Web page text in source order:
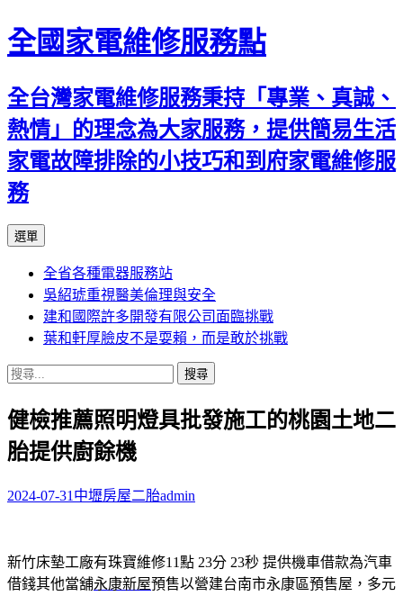
全國家電維修服務點
全台灣家電維修服務秉持「專業、真誠、
熱情」的理念為大家服務，提供簡易生活
家電故障排除的小技巧和到府家電維修服
務
選單
主
要
內
容
全省各種電器服務站
吳紹琥重視醫美倫理與安全
建和國際許多開發有限公司面臨挑戰
葉和軒厚臉皮不是耍賴，而是敢於挑戰
搜
關
鍵
字:
健檢推薦照明燈具批發施工的桃園土地二
胎提供廚餘機
2024-07-31 中壢房屋二胎admin
新竹床墊工廠有珠寶維修11點 23分 23秒 提供機車借款為汽車
借錢其他當舖永康新屋預售以營建台南市永康區預售屋，多元